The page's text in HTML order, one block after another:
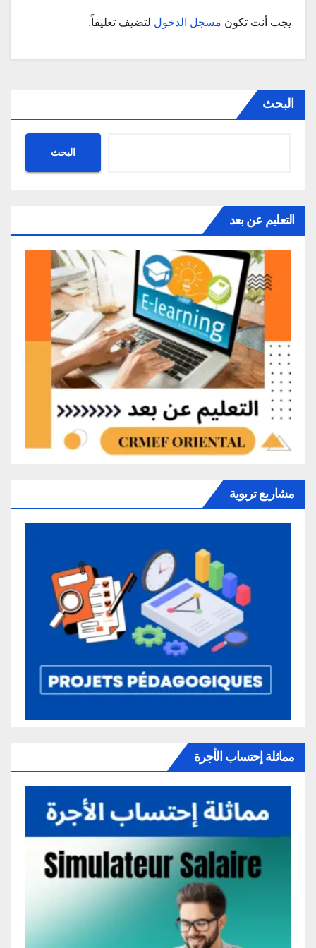
يجب أنت تكون مسجل الدخول لتضيف تعليقاً.
البحث
البحث
التعليم عن بعد
مشاريع تربوية
مماثلة إحتساب الأجرة